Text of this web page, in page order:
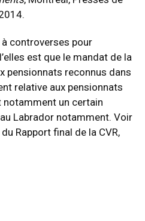
controverses pour
est que le mandat de la
pensionnats reconnus dans
relative aux pensionnats
notamment un certain
Labrador notamment. Voir
Rapport final de la CVR,